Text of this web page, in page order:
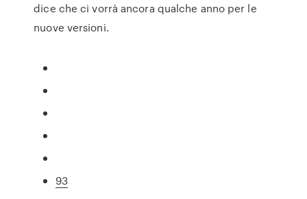
dice che ci vorrà ancora qualche anno per le
nuove versioni.
93